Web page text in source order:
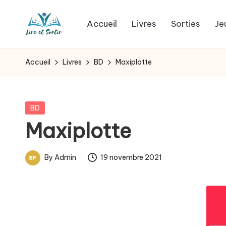
L
i
e
e
t
livres
pour
les
goûts,
des
pour
Accueil Livres Sorties
Accueil Livres BD Maxiplotte
Posted
BD
Maxiplotte
Posted
By Admin 19 novembre 2021